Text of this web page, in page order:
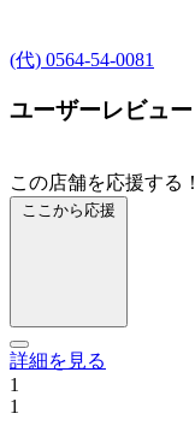
(代) 0564-54-0081
ユーザーレビュー
この店舗を応援する！
ここから応援
詳細を見る
1
1